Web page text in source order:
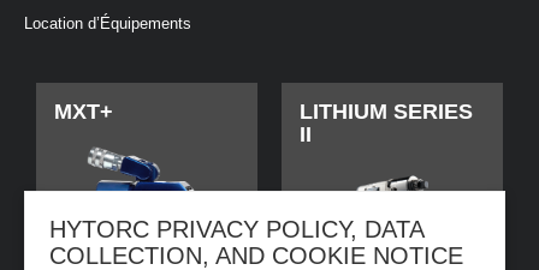
HYTORC PRIVACY POLICY, DATA
COLLECTION, AND COOKIE NOTICE
Location d’Équipements
MXT+
LITHIUM SERIES
II